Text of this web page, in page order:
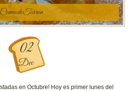
de Turrón
02
Dec
en Octubre! Hoy es primer lunes del